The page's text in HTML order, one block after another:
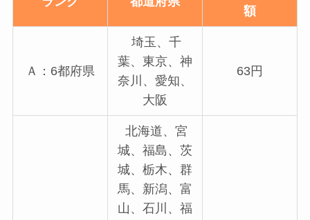
額
Ａ：6都府県
埼玉、千
葉、東京、神
奈川、愛知、
大阪
63円
北海道、宮
城、福島、茨
城、栃木、群
馬、新潟、富
山、石川、福